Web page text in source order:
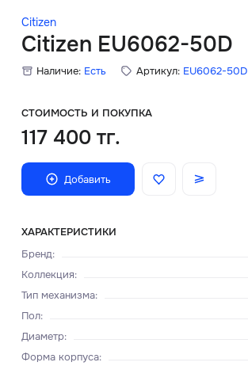
Citizen
Citizen EU6062-50D
Наличие: Есть Артикул: EU6062-50D
СТОИМОСТЬ И ПОКУПКА
117 400 тг.
Добавить
ХАРАКТЕРИСТИКИ
Бренд:
Коллекция:
Тип механизма:
Пол:
Диаметр:
Форма корпуса:
Главная
О нас